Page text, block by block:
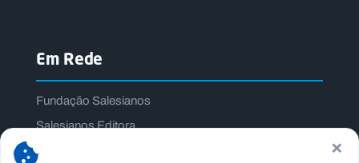
Em Rede
Fundação Salesianos
Salesianos Editora
Família Salesiana
×